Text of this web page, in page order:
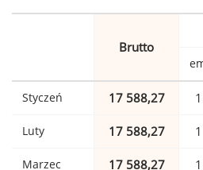
Brutto
Styczeń 17 588,27
Luty 17 588,27
Marzec 17 588,27